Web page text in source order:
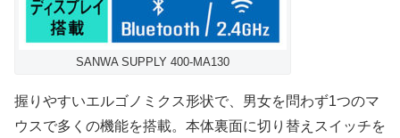
SANWA SUPPLY 400-MA130
握りやすいエルゴノミクス形状で、男女を問わず1つのマ
ウスで多くの機能を搭載。本体裏面に切り替えスイッチを